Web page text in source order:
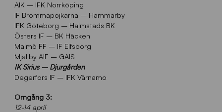
AIK – IFK Norrköping
IF Brommapojkarna – Hammarby
IFK Göteborg – Halmstads BK
Östers IF – BK Häcken
Malmö FF – IF Elfsborg
Mjällby AIF – GAIS
IK Sirius – Djurgården
Degerfors IF – IFK Värnamo
Omgång 3:
12-14 april